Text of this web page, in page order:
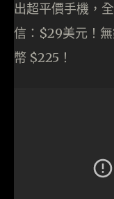
出超平價手機，
信：$29美元！
幣 $225！